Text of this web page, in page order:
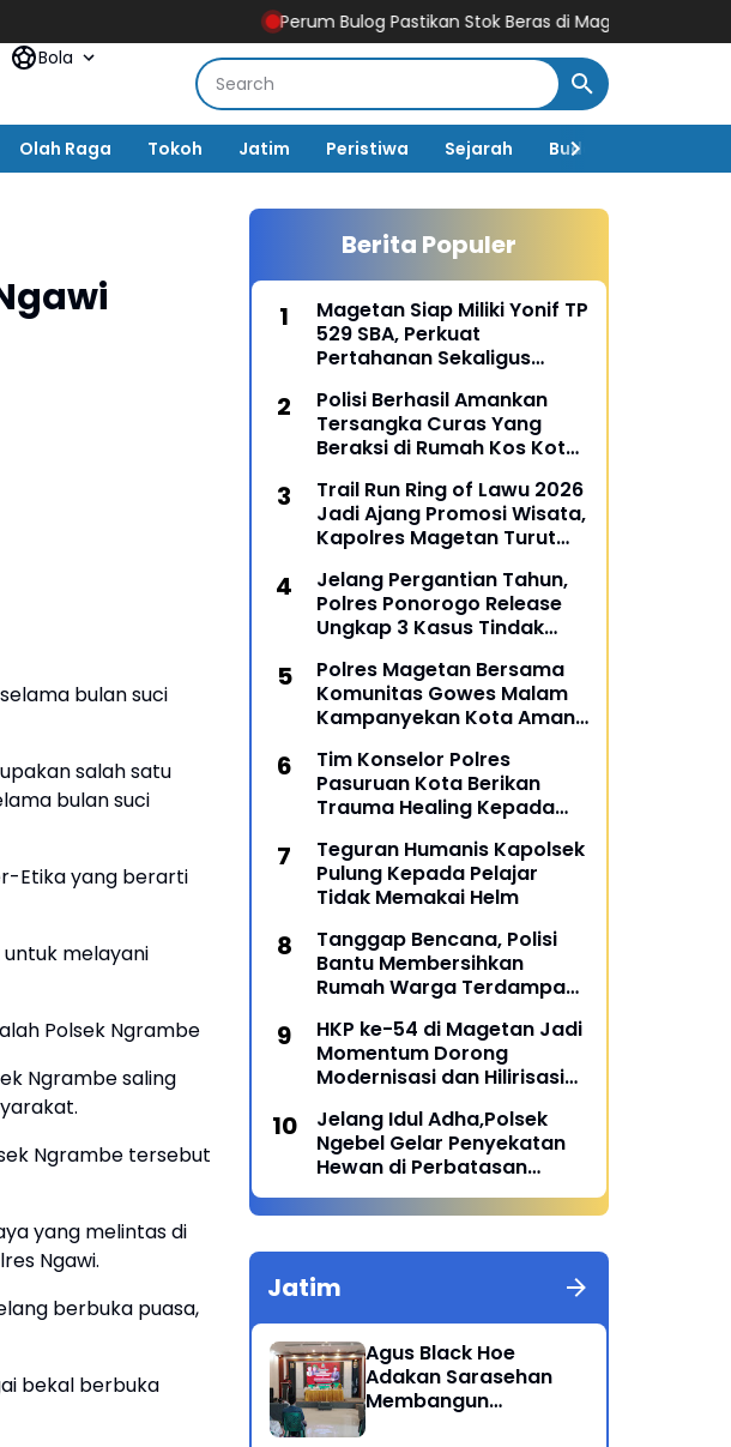
Perum Bulog Pastikan Stok Beras di Magetan Aman Hingga
Bola
Olah Raga Tokoh Jatim Peristiwa Sejarah Budaya
bulan suci
salah satu
bulan suci
Etika yang berarti
melayani
Polsek Ngrambe
Ngrambe saling
Ngrambe tersebut
yang melintas di
Ngawi.
berbuka puasa,
bekal berbuka
Berita Populer
Magetan Siap Miliki Yonif TP
529 SBA, Perkuat
Pertahanan Sekaligus
Daerah
Polisi Berhasil Amankan
Tersangka Curas Yang
Beraksi di Rumah Kos Kota
Trail Run Ring of Lawu 2026
Jadi Ajang Promosi Wisata,
Kapolres Magetan Turut
Jelang Pergantian Tahun,
Polres Ponorogo Release
Ungkap 3 Kasus Tindak
Polres Magetan Bersama
Komunitas Gowes Malam
Kampanyekan Kota Aman
Tim Konselor Polres
Pasuruan Kota Berikan
Trauma Healing Kepada
2022
Teguran Humanis Kapolsek
Pulung Kepada Pelajar
Tidak Memakai Helm
Tanggap Bencana, Polisi
Bantu Membersihkan
Rumah Warga Terdampak
HKP ke-54 di Magetan Jadi
Momentum Dorong
Modernisasi dan Hilirisasi
Jelang Idul Adha,Polsek
Ngebel Gelar Penyekatan
Hewan di Perbatasan
Kab.Ponorogo - Madiun
Jatim
Agus Black Hoe
Adakan Sarasehan
Membangun